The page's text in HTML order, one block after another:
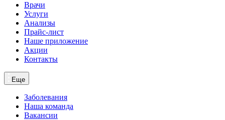
Врачи
Услуги
Анализы
Прайс-лист
Наше приложение
Акции
Контакты
Еще
Заболевания
Наша команда
Вакансии